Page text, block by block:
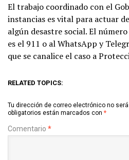
El trabajo coordinado con el
instancias es vital para actuar
algún desastre social. El
es el 911 o al WhatsApp y
que se canalice el caso a
RELATED TOPICS:
Tu dirección de correo electrónico no será
obligatorios están marcados con *
Comentario *